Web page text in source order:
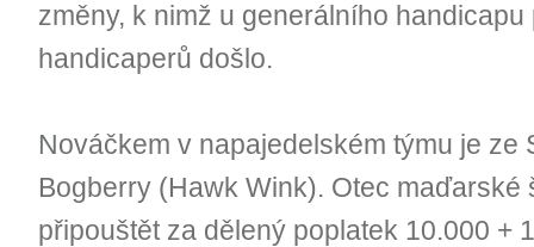
změny, k nimž u generálního
handicaperů došlo.
Nováčkem v napajedelském týmu je ze
Bogberry (Hawk Wink). Otec
připouštět za dělený poplatek 10.000 +